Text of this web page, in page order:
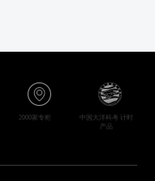
2000家专柜
中国大洋科考 计时
产品